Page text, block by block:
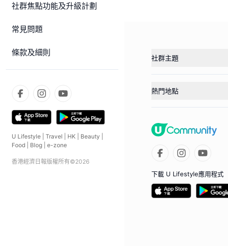
社群焦點功能及升級計劃
常見問題
條款及細則
U Lifestyle Travel HK Beauty
Food
Blog e-zone
香港經濟日報版權所有©2026
社群主題
熱門地點
下載 U Lifestyle應用程式